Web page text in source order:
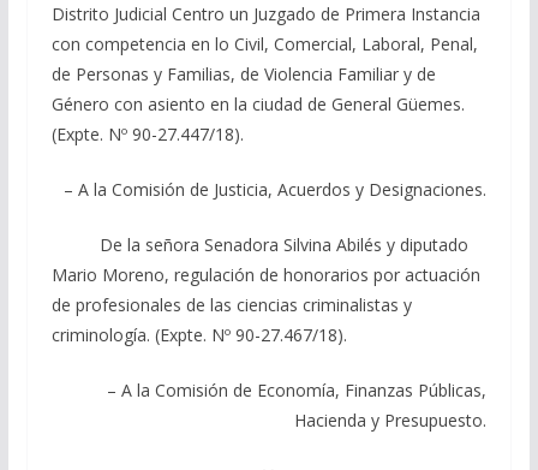
Distrito Judicial Centro un Juzgado de Primera Instancia
con competencia en lo Civil, Comercial, Laboral, Penal,
de Personas y Familias, de Violencia Familiar y de
Género con asiento en la ciudad de General Güemes.
(Expte. Nº 90-27.447/18).
– A la Comisión de Justicia, Acuerdos y Designaciones.
De la señora Senadora Silvina Abilés y diputado
Mario Moreno, regulación de honorarios por actuación
de profesionales de las ciencias criminalistas y
criminología. (Expte. Nº 90-27.467/18).
– A la Comisión de Economía, Finanzas Públicas,
Hacienda y Presupuesto.